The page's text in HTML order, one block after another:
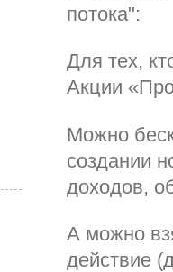
потока":
Для тех,
Акции
Можно
создании
доходов,
А можно
действие